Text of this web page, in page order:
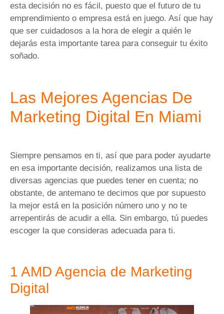
esta decisión no es fácil, puesto que el futuro de tu
emprendimiento o empresa está en juego. Así que hay
que ser cuidadosos a la hora de elegir a quién le
dejarás esta importante tarea para conseguir tu éxito
soñado.
Las Mejores Agencias De
Marketing Digital En Miami
Siempre pensamos en ti, así que para poder ayudarte
en esa importante decisión, realizamos una lista de
diversas agencias que puedes tener en cuenta; no
obstante, de antemano te decimos que por supuesto
la mejor está en la posición número uno y no te
arrepentirás de acudir a ella. Sin embargo, tú puedes
escoger la que consideras adecuada para ti.
1 AMD Agencia de Marketing
Digital